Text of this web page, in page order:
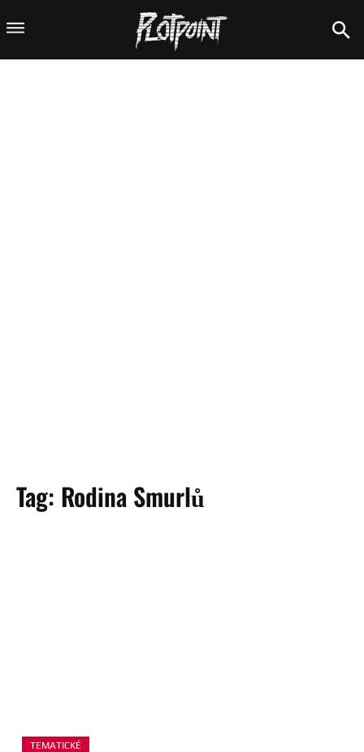
Tag: Rodina Smurlů
TEMATICKÉ